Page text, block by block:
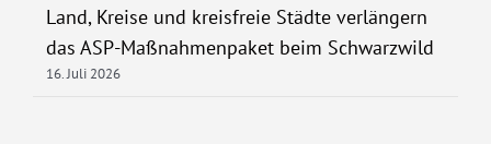
Land, Kreise und kreisfreie Städte verlängern
das ASP-Maßnahmenpaket beim Schwarzwild
16. Juli 2026